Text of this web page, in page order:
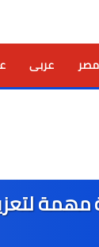
مصر عربى